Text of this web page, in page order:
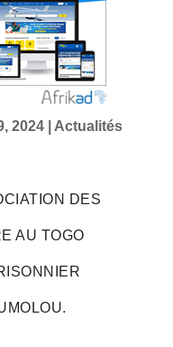
2024 Actualités
DES
AU TOGO